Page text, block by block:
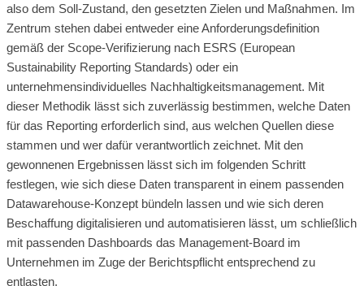
also dem Soll-Zustand, den gesetzten Zielen und Maßnahmen. Im
Zentrum stehen dabei entweder eine Anforderungsdefinition
gemäß der Scope-Verifizierung nach ESRS (European
Sustainability Reporting Standards) oder ein
unternehmensindividuelles Nachhaltigkeitsmanagement. Mit
dieser Methodik lässt sich zuverlässig bestimmen, welche Daten
für das Reporting erforderlich sind, aus welchen Quellen diese
stammen und wer dafür verantwortlich zeichnet. Mit den
gewonnenen Ergebnissen lässt sich im folgenden Schritt
festlegen, wie sich diese Daten transparent in einem passenden
Datawarehouse-Konzept bündeln lassen und wie sich deren
Beschaffung digitalisieren und automatisieren lässt, um schließlich
mit passenden Dashboards das Management-Board im
Unternehmen im Zuge der Berichtspflicht entsprechend zu
entlasten.